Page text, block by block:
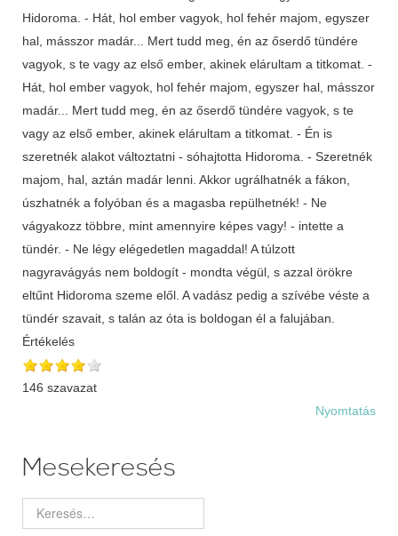
Hidoroma. - Hát, hol ember vagyok, hol fehér majom, egyszer
hal, másszor madár... Mert tudd meg, én az őserdő tündére
vagyok, s te vagy az első ember, akinek elárultam a titkomat. -
Hát, hol ember vagyok, hol fehér majom, egyszer hal, másszor
madár... Mert tudd meg, én az őserdő tündére vagyok, s te
vagy az első ember, akinek elárultam a titkomat. - Én is
szeretnék alakot változtatni - sóhajtotta Hidoroma. - Szeretnék
majom, hal, aztán madár lenni. Akkor ugrálhatnék a fákon,
úszhatnék a folyóban és a magasba repülhetnék! - Ne
vágyakozz többre, mint amennyire képes vagy! - intette a
tündér. - Ne légy elégedetlen magaddal! A túlzott
nagyravágyás nem boldogít - mondta végül, s azzal örökre
eltűnt Hidoroma szeme elől. A vadász pedig a szívébe véste a
tündér szavait, s talán az óta is boldogan él a falujában.
Értékelés
146 szavazat
Nyomtatás
Mesekeresés